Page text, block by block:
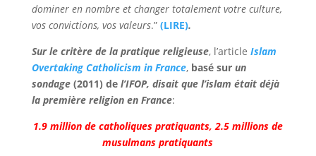
dominer en nombre et changer totalement votre culture,
vos convictions, vos valeurs.” (LIRE).
Sur le critère de la pratique religieuse, l’article Islam
Overtaking Catholicism in France, basé sur un
sondage(2011) del’IFOP, disait que l’islam était déjà
la première religion en France:
1.9 million de catholiques pratiquants, 2.5 millions de
musulmans pratiquants